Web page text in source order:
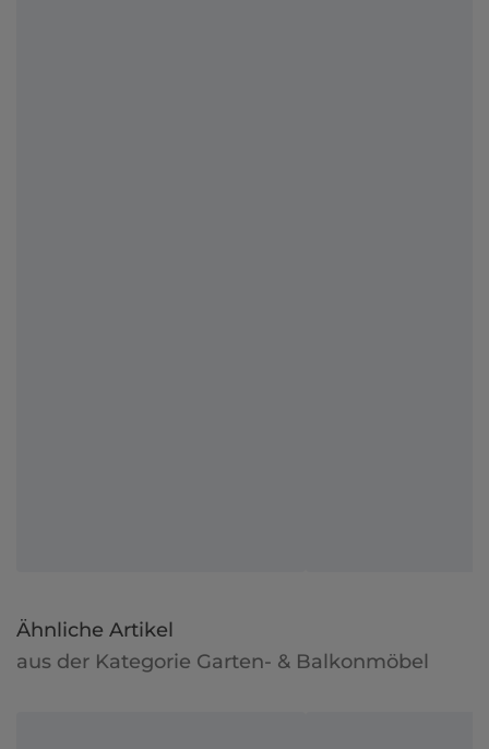
Ähnliche Artikel
aus der Kategorie Garten- & Balkonmöbel